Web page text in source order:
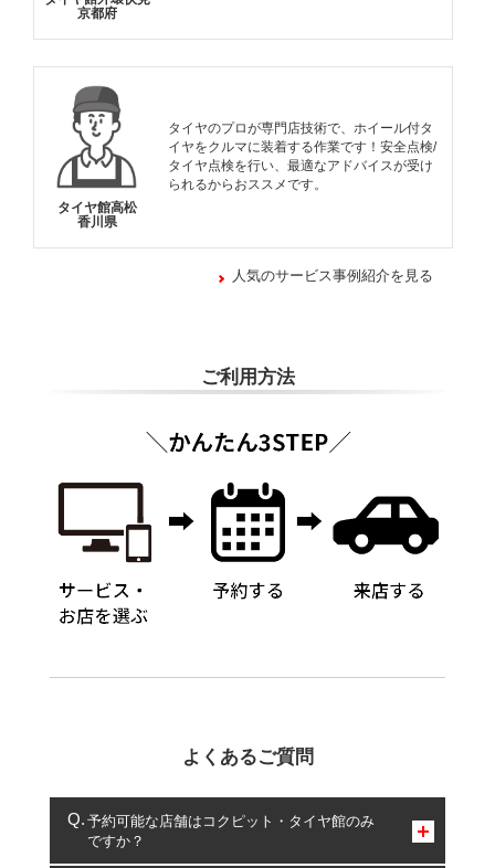
京都府
タイヤ館高松
香川県
タイヤのプロが専門店技術で、ホイール付タ
イヤをクルマに装着する作業です！安全点検/
タイヤ点検を行い、最適なアドバイスが受け
られるからおススメです。
人気のサービス事例紹介を見る
ご利用方法
よくあるご質問
予約可能な店舗はコクピット・タイヤ館のみ
ですか？